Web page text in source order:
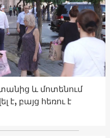
և մոտենում
է, բայց հեռու է